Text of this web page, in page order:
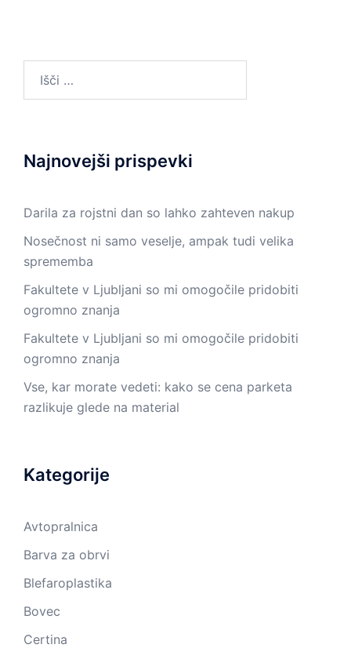
Najnovejši prispevki
Darila za rojstni dan so lahko zahteven nakup
Nosečnost ni samo veselje, ampak tudi velika
sprememba
Fakultete v Ljubljani so mi omogočile pridobiti
ogromno znanja
Fakultete v Ljubljani so mi omogočile pridobiti
ogromno znanja
Vse, kar morate vedeti: kako se cena parketa
razlikuje glede na material
Kategorije
Avtopralnica
Barva za obrvi
Blefaroplastika
Bovec
Certina